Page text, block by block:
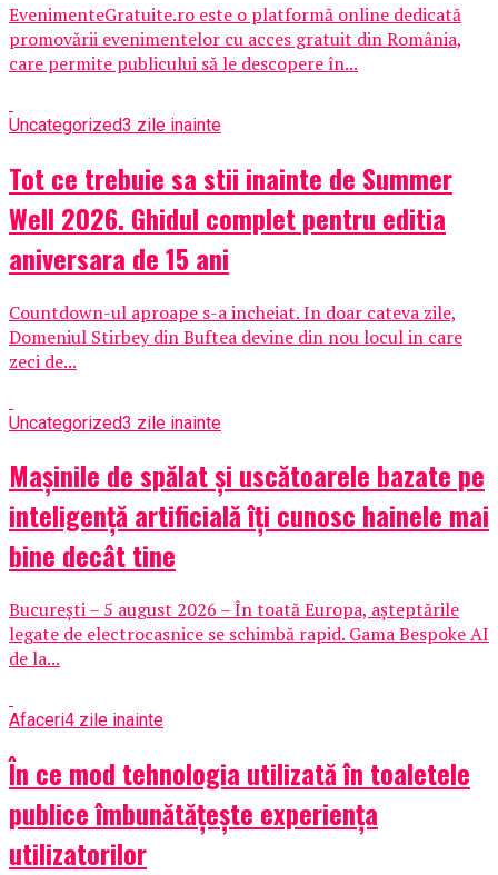
EvenimenteGratuite.ro este o platformă online dedicată
promovării evenimentelor cu acces gratuit din România,
care permite publicului să le descopere în...
Uncategorized3 zile inainte
Tot ce trebuie sa stii inainte de Summer
Well 2026. Ghidul complet pentru editia
aniversara de 15 ani
Countdown-ul aproape s-a incheiat. In doar cateva zile,
Domeniul Stirbey din Buftea devine din nou locul in care
zeci de...
Uncategorized3 zile inainte
Mașinile de spălat și uscătoarele bazate pe
inteligență artificială îți cunosc hainele mai
bine decât tine
București – 5 august 2026 – În toată Europa, așteptările
legate de electrocasnice se schimbă rapid. Gama Bespoke AI
de la...
Afaceri4 zile inainte
În ce mod tehnologia utilizată în toaletele
publice îmbunătățește experiența
utilizatorilor